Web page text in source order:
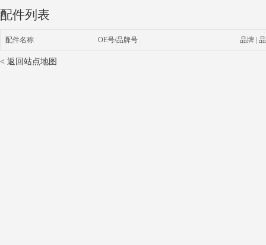
配件列表
配件名称 OE号/品牌号 品牌 |
< 返回站点地图